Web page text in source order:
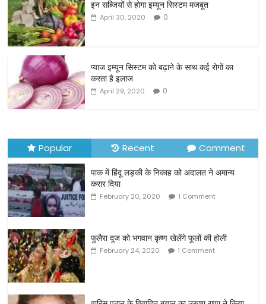
e
b
o
o
k
er e
इन सब्जियों से होगा इम्यून सिस्टम मजबूत
April 30, 2020 0
प्याज इम्यून सिस्टम को बढ़ाने के साथ कई रोगों का
करता है इलाज
April 29, 2020 0
Popular Recent Comment
पाक में हिंदू लड़की के निकाह को अदालत ने अमान्य
करार दिया
February 20, 2020 1 Comment
फुलैरा दूज को भगवान कृष्ण खेलेंगे फूलों की होली
February 24, 2020 1 Comment